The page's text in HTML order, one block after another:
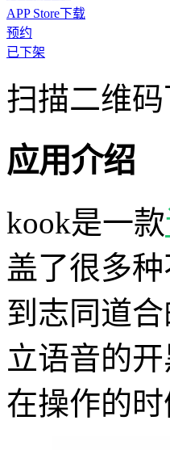
APP Store下载
预约
已下架
扫描二维
应用介绍
kook是一款
盖了很多
到志同道
立语音的
在操作的